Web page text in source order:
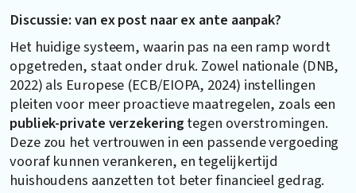
Discussie: van ex post naar ex ante aanpak?
Het huidige systeem, waarin pas na een ramp wordt
opgetreden, staat onder druk. Zowel nationale (DNB,
2022) als Europese (ECB/EIOPA, 2024) instellingen
pleiten voor meer proactieve maatregelen, zoals een
publiek-private verzekeringtegen overstromingen.
Deze zou het vertrouwen in een passende vergoeding
vooraf kunnen verankeren, en tegelijkertijd
huishoudens aanzetten tot beter financieel gedrag.